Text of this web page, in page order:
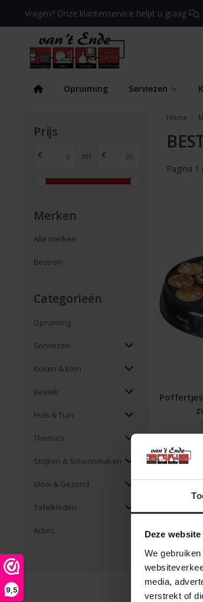
Deze
We
media,
verstrekt of
9,5
Vragen? Onze klantenservice helpt u graag
Opruiming Serviezen
Prijs
€ tot €
Merken
Alle merken
Bestron
Categorieën
Opruiming
Serviezen
Koken & Eten
Bestek
Huis & Tuin
Thema's
Strijken & Schoonmaken
Mooi & Gezond
Tafelkleden
Acties
Home
Pagina 1
Pagina 1